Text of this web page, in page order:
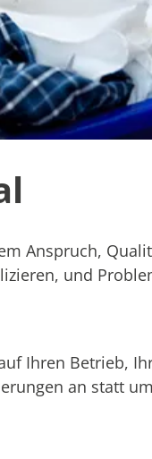
Anspruch,
und
Ihren Betrieb,
an statt